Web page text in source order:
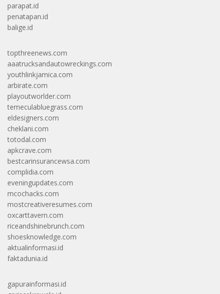
parapat.id
penatapan.id
balige.id
topthreenews.com
aaatrucksandautowreckings.com
youthlinkjamica.com
arbirate.com
playoutworlder.com
temeculabluegrass.com
eldesigners.com
cheklani.com
totodal.com
apkcrave.com
bestcarinsurancewsa.com
complidia.com
eveningupdates.com
mcochacks.com
mostcreativeresumes.com
oxcarttavern.com
riceandshinebrunch.com
shoesknowledge.com
aktualinformasi.id
faktadunia.id
gapurainformasi.id